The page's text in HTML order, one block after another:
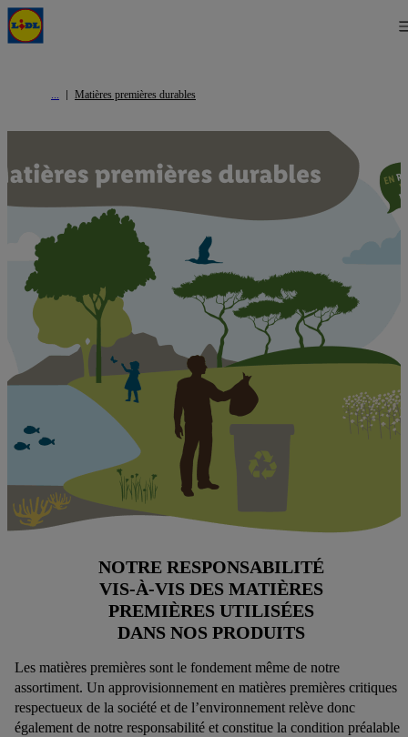
Matières premières durables
NOTRE RESPONSABILITÉ
VIS-À-VIS DES MATIÈRES
PREMIÈRES UTILISÉES
DANS NOS PRODUITS
Les matières premières sont le fondement même de notre
assortiment. Un approvisionnement en matières premières critiques
respectueux de la société et de l’environnement relève donc
également de notre responsabilité et constitue la condition préalable